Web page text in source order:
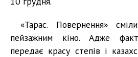
«Тарас. Повернення»
пейзажним кіно. Адже
передає красу степів і